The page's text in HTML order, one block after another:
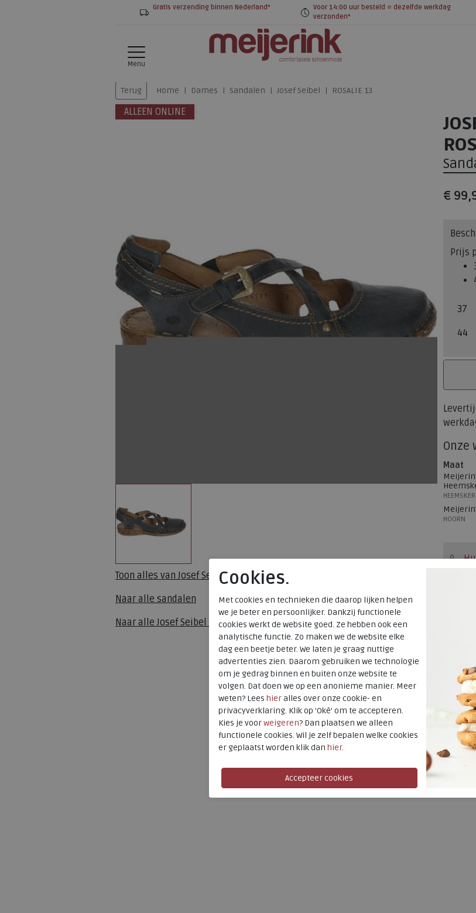
Gratis verzending binnen Nederland*
Voor 14:00 uur besteld = dezelfde werkdag
verzonden*
Menu
Terug Home Dames Sandalen Josef Seibel ROSALIE 13
ALLEEN ONLINE
Toon alles vanJosef Seibel
Naar alle sandalen
Naar alleJosef Seibel sandalen
€
Prijs
37
44
Onze
Maat
HOORN
Kleur
Cookies.
Met cookies en technieken die daarop lijken helpen
we je beter en persoonlijker. Dankzij functionele
cookies werkt de website goed. Ze hebben ook een
analytische functie. Zo maken we de website elke
dag een beetje beter. We laten je graag nuttige
advertenties zien. Daarom gebruiken we technologie
om je gedrag binnen en buiten onze website te
volgen. Dat doen we op een anonieme manier. Meer
weten? Lees hieralles over onze cookie- en
privacyverklaring. Klik op 'Oké' om te accepteren.
Kies je voorweigeren? Dan plaatsen we alleen
functionele cookies. Wil je zelf bepalen welke cookies
er geplaatst worden klik dan hier.